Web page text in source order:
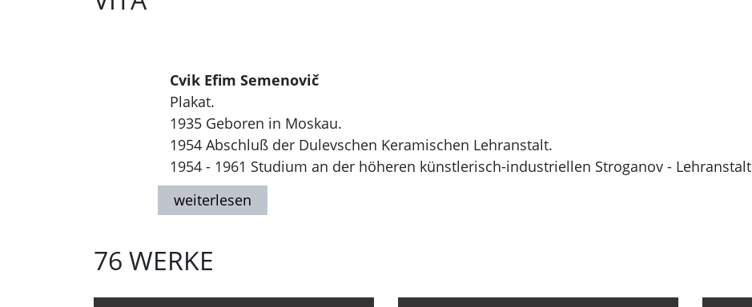
Cvik Efim Semenovič
Plakat.
1935 Geboren in Moskau.
1954 Abschluß der Dulevschen Keramischen Lehranstalt.
1954 - 1961 Studium an der höheren künstlerisch-industriellen Stroganov - Lehranstalt
in Moskau bei V. Kozminskij, V. Egorov, N. Denisovskij und S. Rodionova.
Seit 1957 Teilnahme an nationalen und internationalen Ausstellungen.
1950er - 1990er Jahre Gestaltung von politischen und sozialen, Ausstellungs- und
Werbeplakaten, überwiegend jedoch von Theater- und Zirkusplakaten.
Zahlreiche Auszeichnungen, Sieger mehrerer Plakatwettbewerbe in der UdSSR und im
76 WERKE